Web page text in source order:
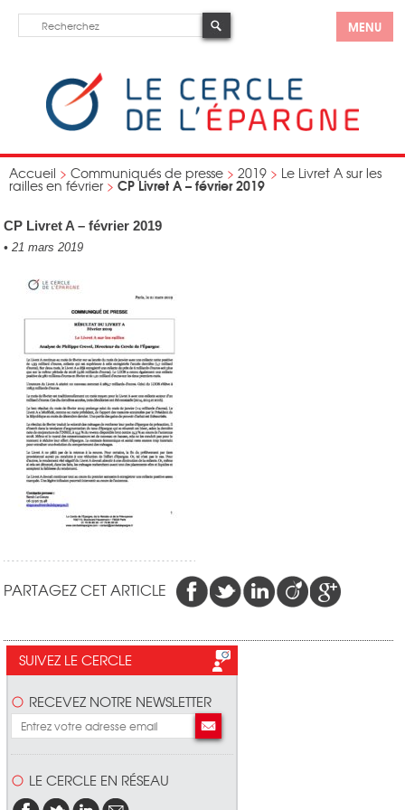
MENU
Accueil > Communiqués de presse > 2019 > Le Livret A sur les
railles en février > CP Livret A – février 2019
CP Livret A – février 2019
• 21 mars 2019
PARTAGEZ CET ARTICLE
SUIVEZ LE CERCLE
RECEVEZ NOTRE NEWSLETTER
LE CERCLE EN RÉSEAU